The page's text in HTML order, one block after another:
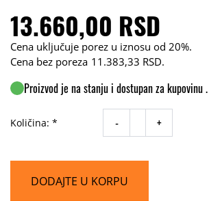
13.660,00 RSD
Cena uključuje porez u iznosu od 20%.
Cena bez poreza 11.383,33 RSD.
Proizvod je na stanju i dostupan za kupovinu .
Količina: * - +
DODAJTE U KORPU